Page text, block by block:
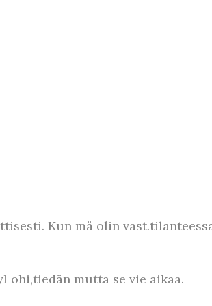
Kun mä olin
ohi,tiedän mutta se vie aikaa.